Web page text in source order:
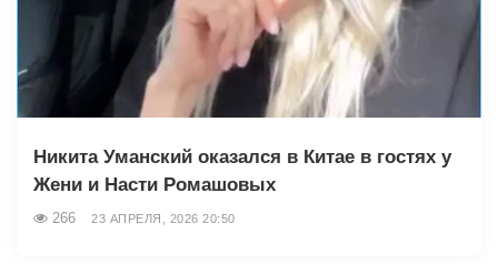
Никита Уманский оказался в Китае в гостях у
Жени и Насти Ромашовых
266 23 АПРЕЛЯ, 2026 20:50